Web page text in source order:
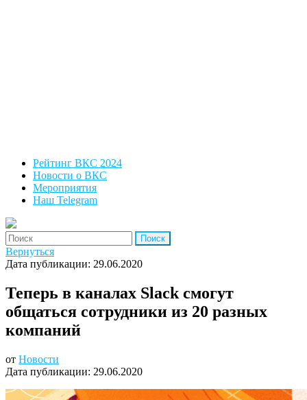
Рейтинг ВКС 2024
Новости о ВКС
Мероприятия
Наш Telegram
'Найти:
Вернуться
Дата публикации: 29.06.2020
Теперь в каналах Slack смогут
общаться сотрудники из 20 разных
компаний
от Новости
Дата публикации: 29.06.2020